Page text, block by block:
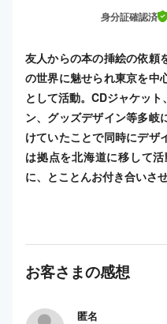
身分証確認済
友人からの本の挿絵の依頼
の世界に魅せられ東京を中
として活動。CDジャケッ
ン、グッズデザイン等多岐
けていたことで同時にデザ
は拠点を北海道に移して
に、とことんお付き合いさ
お客さまの感想
匿名